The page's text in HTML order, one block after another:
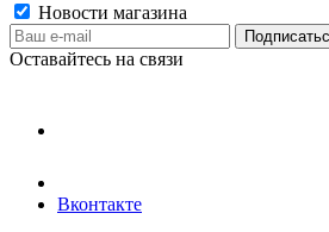
Новости магазина
Оставайтесь на связи
Вконтакте